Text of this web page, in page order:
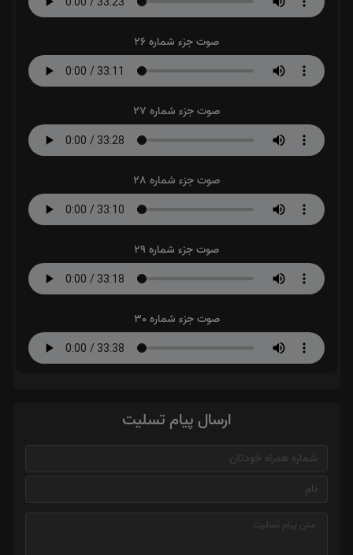
صوت جزء شماره 26
صوت جزء شماره 27
صوت جزء شماره 28
صوت جزء شماره 29
صوت جزء شماره 30
ارسال پیام تسلیت